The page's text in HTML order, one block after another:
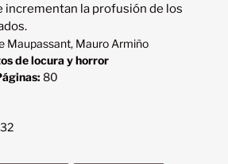
incrementan la profusión de los
Maupassant, Mauro Armiño
de locura y horror
80